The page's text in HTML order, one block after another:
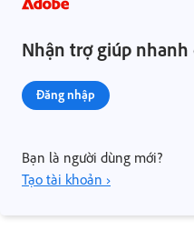
Nhận trợ giúp
Đăng nhập
Bạn là người dùng mới?
Tạo tài khoản ›